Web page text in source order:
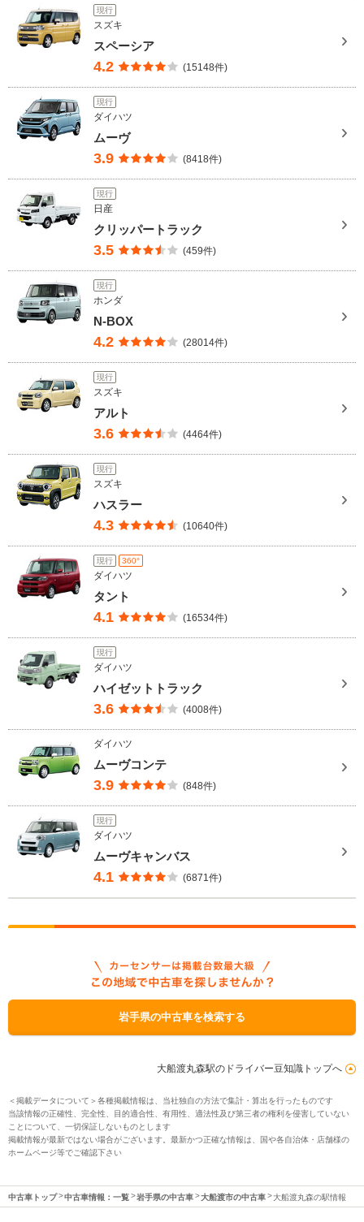
現行
スズキ
スペーシア
4.2 (15148件)
現行
ダイハツ
ムーヴ
3.9 (8418件)
現行
日産
クリッパートラック
3.5 (459件)
現行
ホンダ
N-BOX
4.2 (28014件)
現行
スズキ
アルト
3.6 (4464件)
現行
スズキ
ハスラー
4.3 (10640件)
現行 360°
ダイハツ
タント
4.1 (16534件)
現行
ダイハツ
ハイゼットトラック
3.6 (4008件)
ダイハツ
ムーヴコンテ
3.9 (848件)
現行
ダイハツ
ムーヴキャンバス
4.1 (6871件)
岩手県の中古車を検索する
大船渡丸森駅のドライバー豆知識トップへ
＜掲載データについて＞各種掲載情報は、当社独自の方法で集計・算出を行ったものです
当該情報の正確性、完全性、目的適合性、有用性、適法性及び第三者の権利を侵害していない
ことについて、一切保証しないものとします
掲載情報が最新ではない場合がございます。最新かつ正確な情報は、国や各自治体・店舗様の
ホームページ等でご確認下さい
中古車トップ 中古車情報：一覧 岩手県の中古車 大船渡市の中古車 大船渡丸森の駅情報